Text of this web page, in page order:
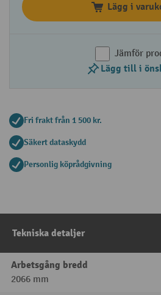
Lägg i
Jämför
Lägg till i
Fri frakt från 1 500 kr.
Säkert dataskydd
Personlig köprådgivning
Tekniska detaljer
Arbetsgång bredd
2066 mm